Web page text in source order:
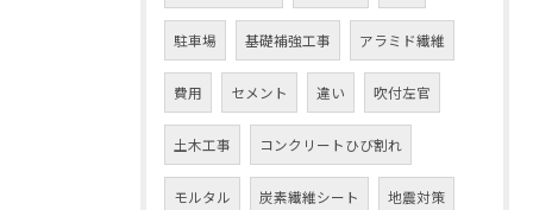
駐車場 基礎補強工事 アラミド繊維
費用 セメント 違い 吹付左官
土木工事 コンクリートひび割れ
モルタル 炭素繊維シート 地震対策